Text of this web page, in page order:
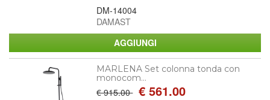
DM-14004
DAMAST
MARLENA Set colonna tonda con
monocom...
€ 915.00 € 561.00